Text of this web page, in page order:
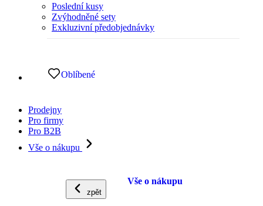
Poslední kusy
Zvýhodněné sety
Exkluzivní předobjednávky
Oblíbené
Prodejny
Pro firmy
Pro B2B
Vše o nákupu
zpět
Vše o nákupu